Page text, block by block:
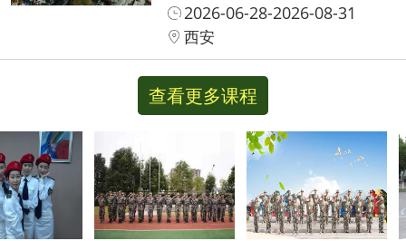
2026-06-28-2026-08-31
西安
查看更多课程